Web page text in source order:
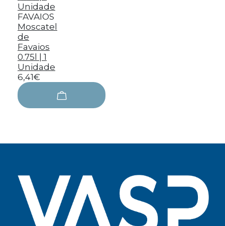
FAVAIOS
Moscatel
de
Favaios
0.75l | 1
Unidade
6,41€